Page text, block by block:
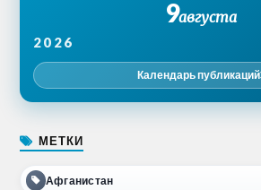
9августа
2026
Календарь публикаций
МЕТКИ
Афганистан